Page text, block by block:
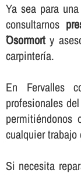
Ya sea para
consultarnos
´Osormorty
carpinterí­a.
En Fervalles
profesionales
permitiéndonos
cualquier
Si necesita